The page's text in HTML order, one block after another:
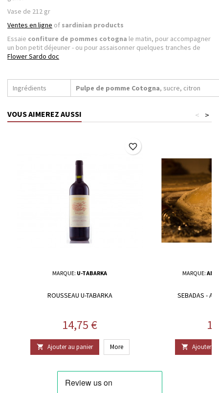
Vase de 212 gr
Ventes en ligne of sardinian products
Essaie confiture de pommes cotogna le matin, pour accompagner
un bon petit déjeuner - ou pour assaisonner quelques tranches de
Flower Sardo doc
Ingrédients Pulpe de pomme Cotogna, sucre, citron
VOUS AIMEREZ AUSSI >
<
MARQUE: U-TABARKA
ROUSSEAU U-TABARKA
Prix
14,75 €
 Ajouter au panier More
favorite_border
MARQUE:
SEBADAS -
 Ajouter